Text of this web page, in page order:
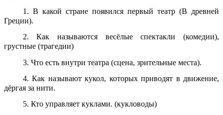
1. В какой стране появился первый театр (В древней
Греции).
2. Как называются весёлые спектакли (комедии),
грустные (трагедии)
3. Что есть внутри театра (сцена, зрительные места).
4. Как называют кукол, которых приводят в движение,
дёргая за нити.
5. Кто управляет куклами. (кукловоды)